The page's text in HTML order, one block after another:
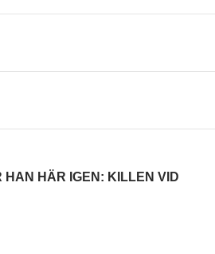
HAN HÄR IGEN: KILLEN VID